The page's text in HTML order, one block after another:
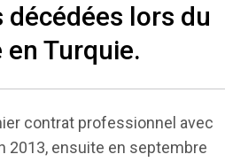
lors du
Turquie.
contrat professionnel avec
2013, ensuite en septembre